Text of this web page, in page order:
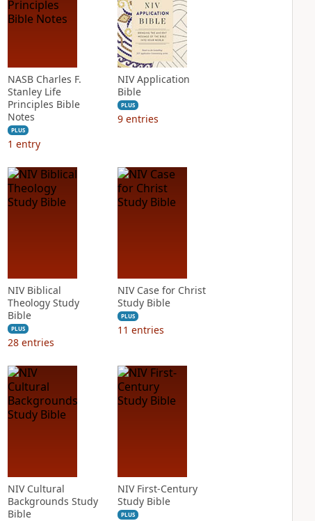
NASB Charles F.
Stanley Life
Principles Bible
Notes
PLUS
1 entry
NIV Application
Bible
PLUS
9 entries
NIV Biblical
Theology Study
Bible
PLUS
28 entries
NIV Case for Christ
Study Bible
PLUS
11 entries
NIV Cultural
Backgrounds Study
Bible
NIV First-Century
Study Bible
PLUS